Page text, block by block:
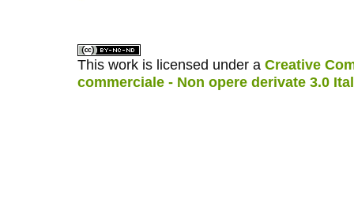
This work is licensed under a Creative
commerciale - Non opere derivate 3.0